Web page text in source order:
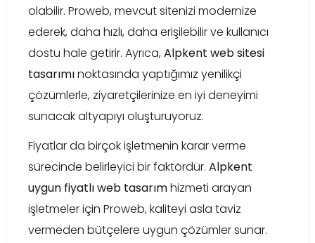
olabilir. Proweb, mevcut sitenizi modernize
ederek, daha hızlı, daha erişilebilir ve kullanıcı
dostu hale getirir. Ayrıca,Alpkent web sitesi
tasarımınoktasında yaptığımız yenilikçi
çözümlerle, ziyaretçilerinize en iyi deneyimi
sunacak altyapıyı oluşturuyoruz.
Fiyatlar da birçok işletmenin karar verme
sürecinde belirleyici bir faktördür. Alpkent
uygun fiyatlı web tasarımhizmeti arayan
işletmeler için Proweb, kaliteyi asla taviz
vermeden bütçelere uygun çözümler sunar.